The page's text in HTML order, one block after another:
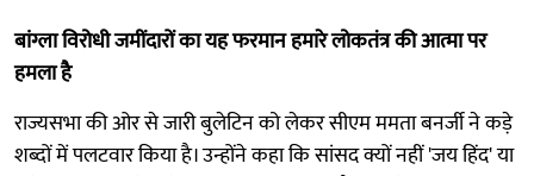
बांग्ला विरोधी जमींदारों का यह फरमान हमारे लोकतंत्र की आत्मा पर
हमला है
राज्यसभा की ओर से जारी बुलेटिन को लेकर सीएम ममता बनर्जी ने कड़े
शब्दों में पलटवार किया है। उन्होंने कहा कि सांसद क्यों नहीं 'जय हिंद' या